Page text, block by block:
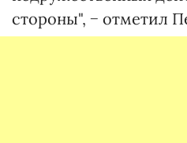
стороны", − отметил